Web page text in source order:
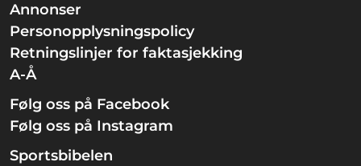
Annonser
Personopplysningspolicy
Retningslinjer for faktasjekking
A-Å
Følg oss på Facebook
Følg oss på Instagram
Sportsbibelen